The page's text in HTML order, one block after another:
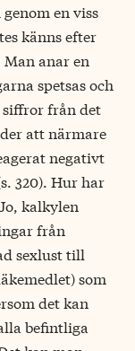
en viss
känns efter
anar en
spetsas och
från det
att närmare
negativt
320). Hur har
kalkylen
från
sexlust till
som
det kan
befintliga